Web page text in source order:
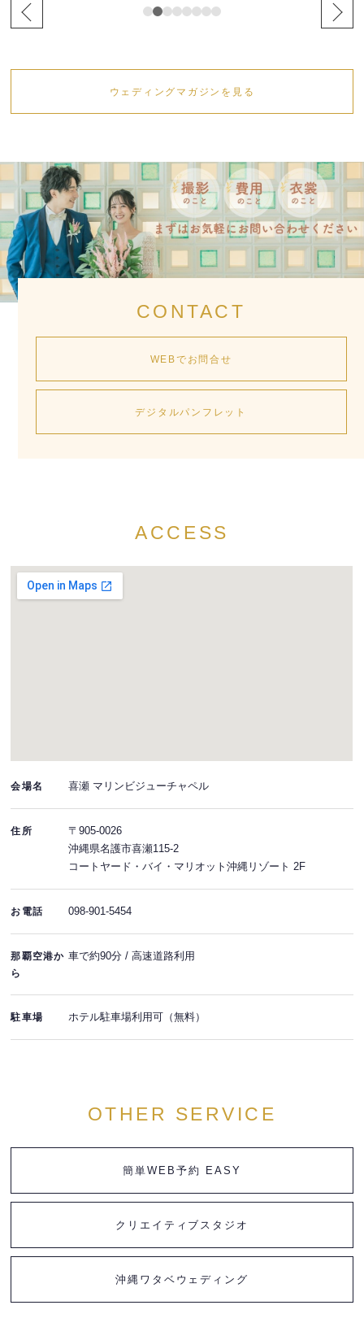
ウェディングマガジンを見る
CONTACT
WEBでお問合せ
デジタルパンフレット
ACCESS
会場名 喜瀬 マリンビジューチャペル
住所
〒905-0026
沖縄県名護市喜瀬115-2
コートヤード・バイ・マリオット沖縄リゾート 2F
お電話 098-901-5454
那覇空港か
ら
車で約90分 / 高速道路利用
駐車場 ホテル駐車場利用可（無料）
OTHER SERVICE
簡単WEB予約 EASY
クリエイティブスタジオ
沖縄ワタベウェディング